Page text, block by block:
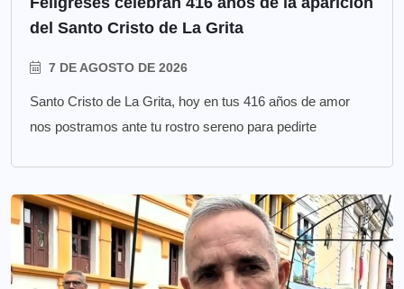
del Santo Cristo de La Grita
7 DE AGOSTO DE 2026
Santo Cristo de La Grita, hoy en tus 416 años de amor
nos postramos ante tu rostro sereno para pedirte